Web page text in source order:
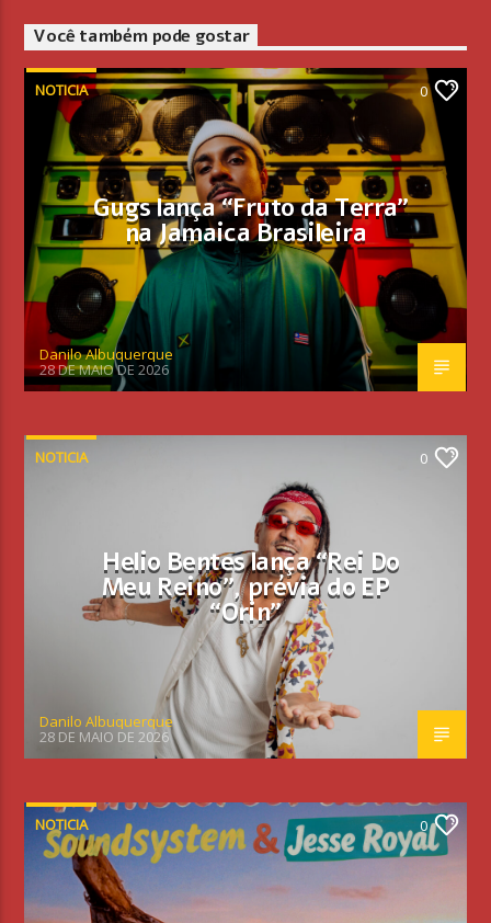
Você também pode gostar
NOTICIA 0
Gugs lança “Fruto da Terra”
na Jamaica Brasileira
Danilo Albuquerque
28 DE MAIO DE 2026
NOTICIA 0
Helio Bentes lança “Rei Do
Meu Reino”, prévia do EP
“Orin”
Danilo Albuquerque
28 DE MAIO DE 2026
NOTICIA 0